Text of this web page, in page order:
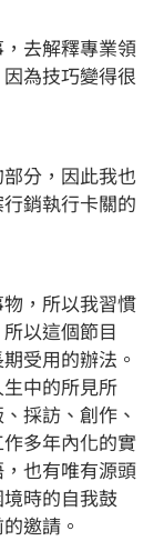
去解釋專業領
為技巧變得很
分，因此我也
銷執行卡關的
，所以我習慣
以這個節目
受用的辦法。
中的所見所
採訪、創作、
多年內化的實
也有唯有源頭
時的自我鼓
邀請。